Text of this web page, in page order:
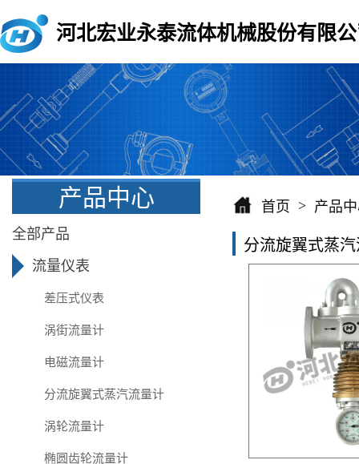
河北宏业永泰流体机械股份有限
产品中心
全部产品
流量仪表
差压式仪表
涡街流量计
电磁流量计
分流旋翼式蒸汽流量计
涡轮流量计
椭圆齿轮流量计
首页 > 产品
分流旋翼式蒸